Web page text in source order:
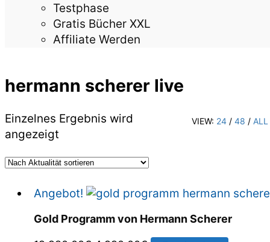
Testphase
Gratis Bücher XXL
Affiliate Werden
hermann scherer live
VIEW: 24 / 48 / ALL
Einzelnes Ergebnis wird
angezeigt
Angebot!
Gold Programm von Hermann Scherer